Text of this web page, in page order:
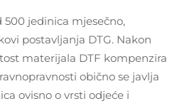
500 jedinica mjesečno,
postavljanja DTG. Nakon
materijala DTF kompenzira
obično se javlja
ovisno o vrsti odjeće i